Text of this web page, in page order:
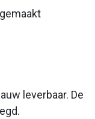
leverbaar. De